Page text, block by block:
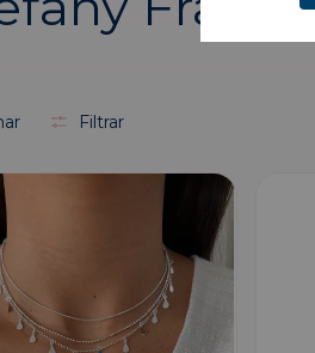
Filtrar